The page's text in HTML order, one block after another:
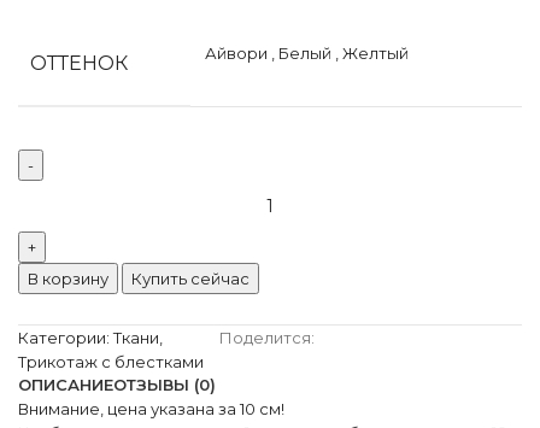
ОТТЕНОК Айвори Белый Желтый
В корзину Купить сейчас
Категории: Ткани
Трикотаж с блестками
Поделится:
ОПИСАНИЕОТЗЫВЫ (0)
Внимание, цена указана за 10 см!